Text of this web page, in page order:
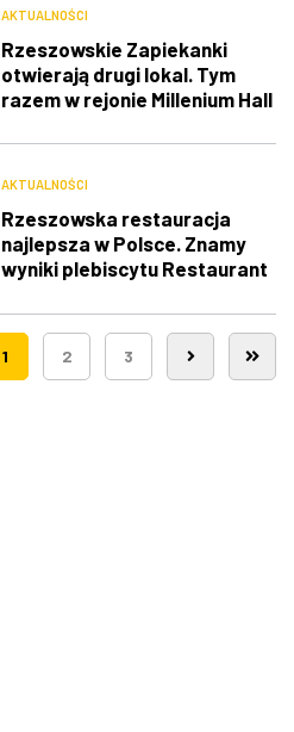
AKTUALNOŚCI
Rzeszowskie Zapiekanki
otwierają drugi lokal. Tym
razem w rejonie Millenium Hall
AKTUALNOŚCI
Rzeszowska restauracja
najlepsza w Polsce. Znamy
wyniki plebiscytu Restaurant
1 2 3